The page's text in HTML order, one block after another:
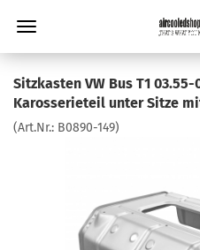
Sitzkasten VW Bus T1 03.55-
Karosserieteil unter Sitze
(Art.Nr.: B0890-149)